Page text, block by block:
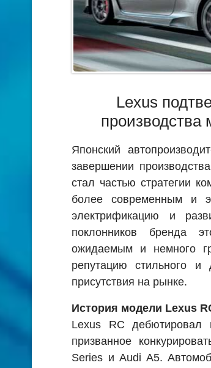
Lexus
производства
Японский
завершении
стал частью стратегии
более современным и
электрификацию и
поклонников бренда
ожидаемым и немного
репутацию стильного и
присутствия на рынке.
История модели Lexus
Lexus RC дебютировал
призванное
Series и Audi A5.